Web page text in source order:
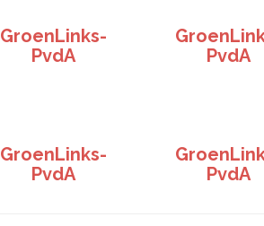
GroenLinks-
PvdA
PvdA
GroenLinks-
PvdA
PvdA